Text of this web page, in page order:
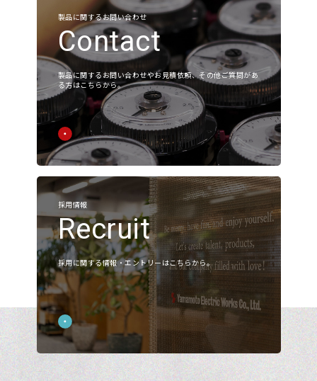
よくあるご質問
各種ダウンロード
各種ダウンロード
該⾮判定書について
会社案内
Corporate Value
会社概要
アクセス
沿革
お知らせ
展示会
製品に関するお問い合わせ
Contact
製品に関するお問い合わせやお見積依頼、その他ご質問があ
る方はこちらから。
採用情報
Recruit
採用に関する情報・エントリーはこちらから。